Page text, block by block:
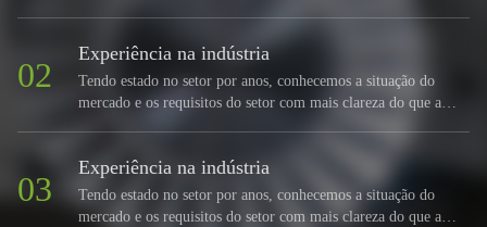
02
Experiência na indústria
Tendo estado no setor por anos, conhecemos a situação do
mercado e os requisitos do setor com mais clareza do que a
03
Experiência na indústria
Tendo estado no setor por anos, conhecemos a situação do
mercado e os requisitos do setor com mais clareza do que a